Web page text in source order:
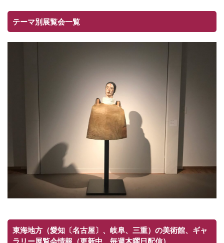
テーマ別展覧会一覧
東海地方（愛知〔名古屋〕、岐阜、三重）の美術館、ギャ